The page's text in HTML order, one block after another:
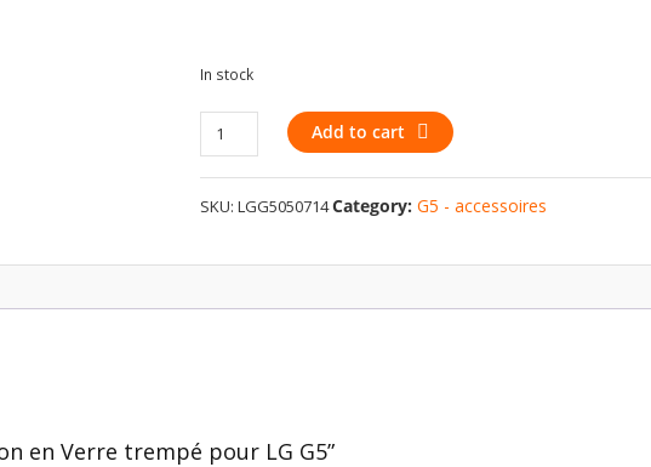
In stock
Protection
en
Verre
trempé
LG
Add to cart
SKU:LGG5050714Category:G5 - accessoires
en Verre trempé pour LG G5”